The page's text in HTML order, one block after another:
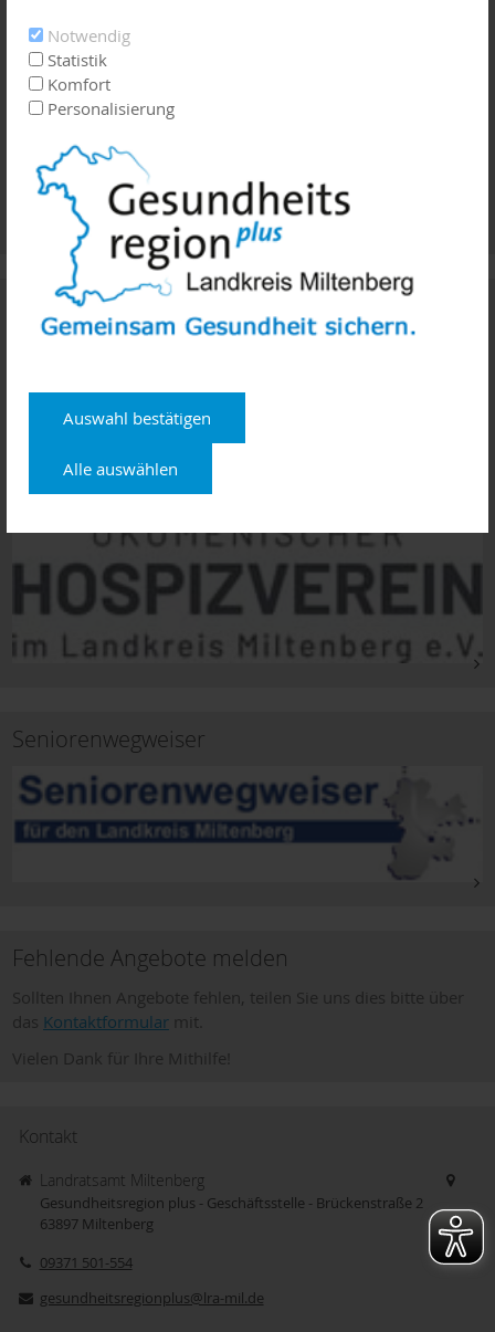
Notwendig
Statistik
Komfort
Personalisierung
Auswahl bestätigen
Alle auswählen
Palliativ - Hospiz
Seniorenwegweiser
Fehlende Angebote melden
Sollten Ihnen Angebote fehlen, teilen Sie uns dies bitte über
das Kontaktformularmit.
Vielen Dank für Ihre Mithilfe!
Kontakt
Landratsamt Miltenberg
Gesundheitsregion plus - Geschäftsstelle - Brückenstraße 2
63897 Miltenberg
09371 501-554
gesundheitsregionplus@lra-mil.de